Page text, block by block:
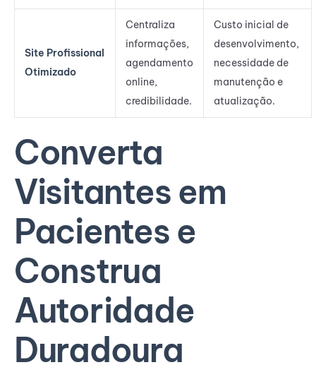
Site Profissional
Otimizado
Centraliza
informações,
agendamento
online,
credibilidade.
Custo inicial de
desenvolvimento,
necessidade de
manutenção e
atualização.
Converta
Visitantes em
Pacientes e
Construa
Autoridade
Duradoura